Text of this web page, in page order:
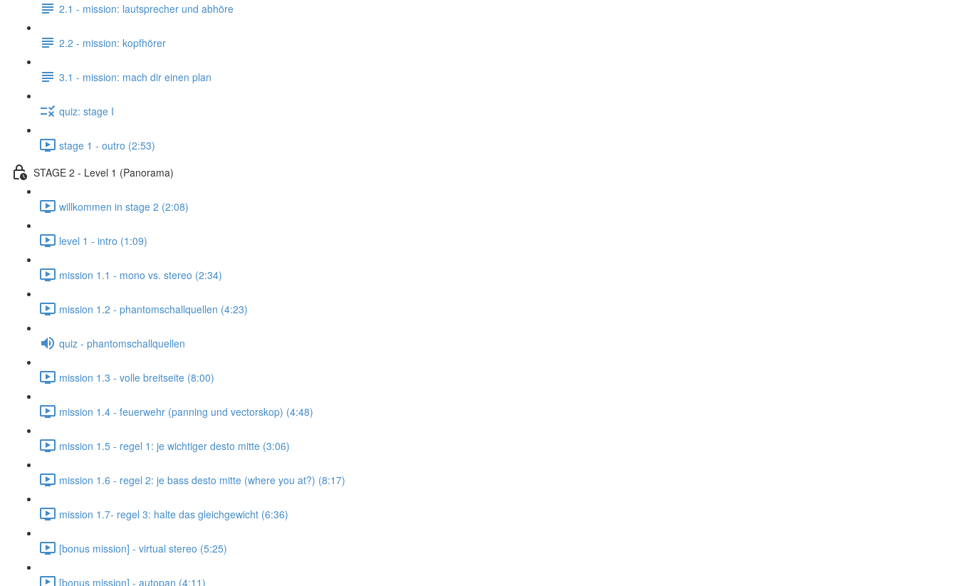
2.1 - mission: lautsprecher und abhöre
2.2 - mission: kopfhörer
3.1 - mission: mach dir einen plan
quiz: stage I
stage 1 - outro (2:53)
STAGE 2 - Level 1 (Panorama)
willkommen in stage 2 (2:08)
level 1 - intro (1:09)
mission 1.1 - mono vs. stereo (2:34)
mission 1.2 - phantomschallquellen (4:23)
quiz - phantomschallquellen
mission 1.3 - volle breitseite (8:00)
mission 1.4 - feuerwehr (panning und vectorskop) (4:48)
mission 1.5 - regel 1: je wichtiger desto mitte (3:06)
mission 1.6 - regel 2: je bass desto mitte (where you at?) (8:17)
mission 1.7- regel 3: halte das gleichgewicht (6:36)
[bonus mission] - virtual stereo (5:25)
[bonus mission] - autopan (4:11)